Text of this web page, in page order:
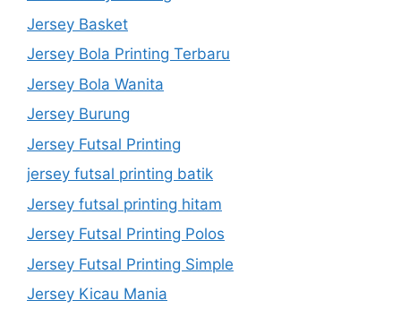
Jersey Basket
Jersey Bola Printing Terbaru
Jersey Bola Wanita
Jersey Burung
Jersey Futsal Printing
jersey futsal printing batik
Jersey futsal printing hitam
Jersey Futsal Printing Polos
Jersey Futsal Printing Simple
Jersey Kicau Mania